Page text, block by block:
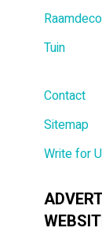
Tuin
Contact
Sitemap
Write for